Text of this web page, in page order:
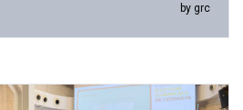
by grc